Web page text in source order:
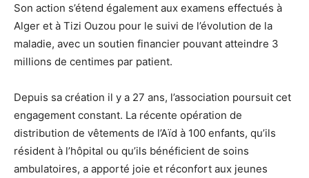
Son action s’étend également aux examens effectués à
Alger et à Tizi Ouzou pour le suivi de l’évolution de la
maladie, avec un soutien financier pouvant atteindre 3
millions de centimes par patient.
Depuis sa création il y a 27 ans, l’association poursuit cet
engagement constant. La récente opération de
distribution de vêtements de l’Aïd à 100 enfants, qu’ils
résident à l’hôpital ou qu’ils bénéficient de soins
ambulatoires, a apporté joie et réconfort aux jeunes